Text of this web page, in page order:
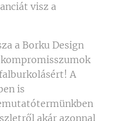
visz a
a Borku Design
A
is
akár azonnal